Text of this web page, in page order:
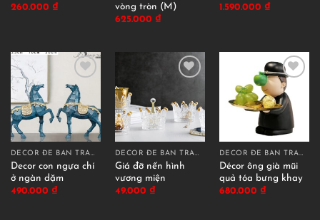
260.000 ₫
vòng tròn (M)
625.000 ₫
1.590.000 ₫
DECOR ĐỂ BÀN TRANG TRÍ
Decor con ngựa chí
ở ngàn dặm
490.000 ₫
DECOR ĐỂ BÀN TRANG TRÍ
Giá đỡ nến hình
vương miện
49.000 ₫
DECOR ĐỂ BÀN TRANG TRÍ
Décor ông già mũi
quả tóa bưng khay
680.000 ₫